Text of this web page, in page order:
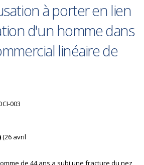
à porter en lien
d'un homme dans
linéaire de
003
(26 avril
de 44 ans a subi une fracture du nez